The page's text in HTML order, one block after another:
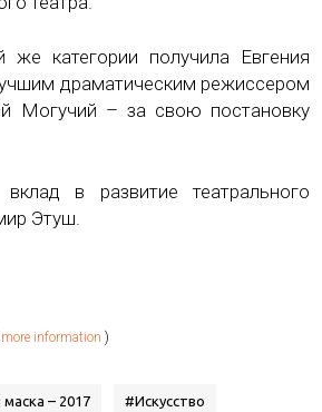
категории получила Евгения
драматическим режиссером
Могучий – за свою постановку
в развитие театрального
Этуш.
more information )
– 2017 #Искусство